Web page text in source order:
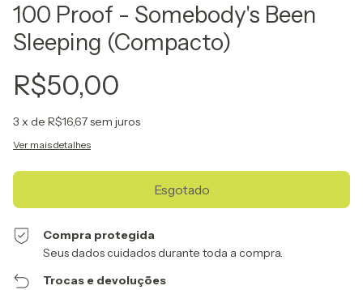
100 Proof - Somebody's Been
Sleeping (Compacto)
R$50,00
3 x de R$16,67sem juros
Ver mais detalhes
Compra protegida
Seus dados cuidados durante toda a compra.
Trocas e devoluções